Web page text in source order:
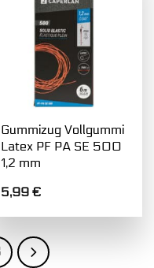
Gummizug Vollgummi
Latex PF PA SE 500
1,2 mm
5,99€